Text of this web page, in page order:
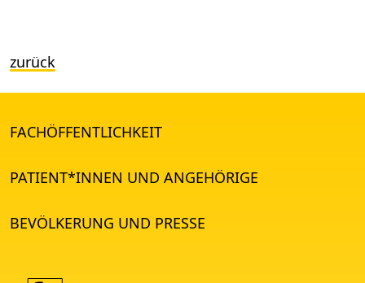
zurück
FACHÖFFENTLICHKEIT
PATIENT*INNEN UND ANGEHÖRIGE
BEVÖLKERUNG UND PRESSE